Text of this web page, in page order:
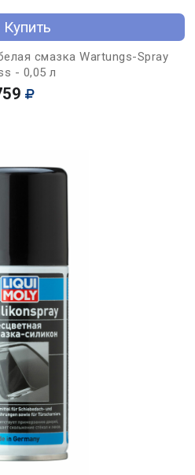
Купить
смазка Wartungs-Spray
- 0,05 л